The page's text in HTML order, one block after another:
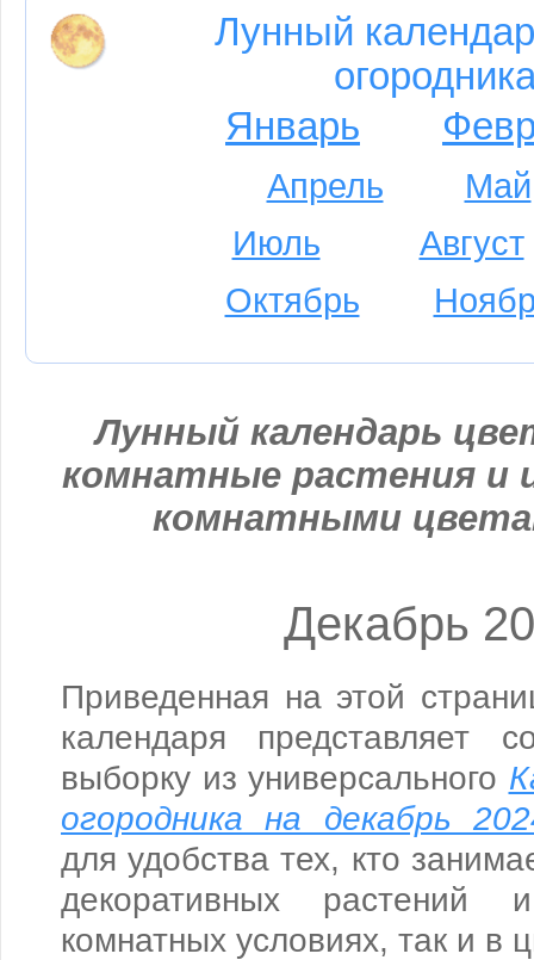
Лунный
Январь
Апрель
Май
Июль
Август
Октябрь
Лунный календарь
комнатные растения и
комнатными
Декабрь
Приведенная на этой
календаря представляет
выборку из универсального
огородника на декабрь
для удобства тех, кто
декоративных
комнатных условиях, так и в